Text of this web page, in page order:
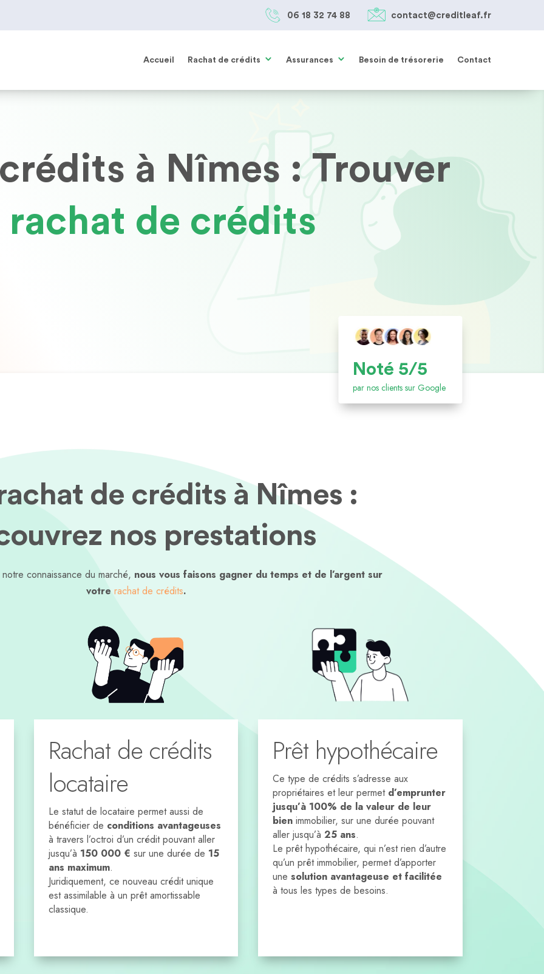
06 18 32 74 88 contact@creditleaf.fr
Accueil Rachat de crédits Assurances Besoin de trésorerie Contact
SIMULER MON PRÊT
05 61 38 27 85
à Nîmes : Trouver
de crédits
Noté 5/5
par nos clients sur Google
de crédits à Nîmes :
nos prestations
connaissance du marché, nous vous faisons gagner du temps et de l’argent sur
votre rachat de crédits.
Rachat de crédits
locataire
Le statut de locataire permet aussi de
bénéficier de conditions avantageuses
à travers l’octroi d’un crédit pouvant aller
jusqu’à 150 000 € sur une durée de 15
ans maximum.
Juridiquement, ce nouveau crédit unique
est assimilable à un prêt amortissable
classique.
Prêt hypothécaire
Ce type de crédits s’adresse aux
propriétaires et leur permet d’emprunter
jusqu’à 100% de la valeur de leur
bienimmobilier, sur une durée pouvant
aller jusqu’à 25 ans.
Le prêt hypothécaire, qui n’est rien d’autre
qu’un prêt immobilier, permet d’apporter
une solution avantageuse et facilitée
à tous les types de besoins.